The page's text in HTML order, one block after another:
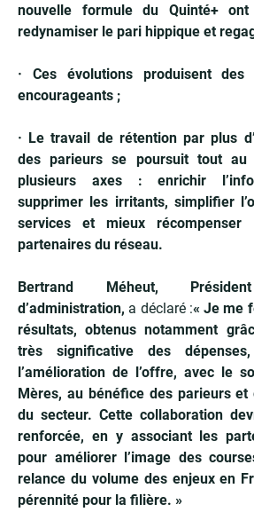
nouvelle formule du Quinté+
redynamiser le pari hippique et
· Ces évolutions produisent des
encourageants ;
· Le travail de rétention par plus
des parieurs se poursuit tout
plusieurs axes : enrichir
supprimer les irritants, simplifier
services et mieux
partenaires du réseau.
Bertrand Méheut,
d’administration, a déclaré :« Je me
résultats, obtenus notamment
très significative des
l’amélioration de l’offre, avec le
Mères, au bénéfice des parieurs
du secteur. Cette collaboration
renforcée, en y associant les
pour améliorer l’image des
relance du volume des enjeux en
pérennité pour la filière. »